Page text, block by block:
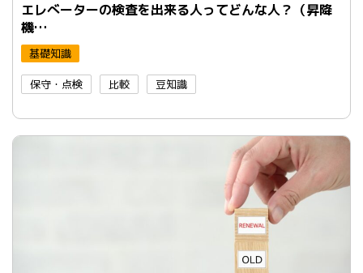
エレべーターの検査を出来る人ってどんな人？（昇降
機…
基礎知識
保守・点検 比較 豆知識